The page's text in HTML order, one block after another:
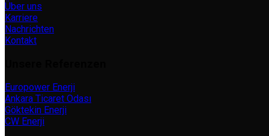
Über uns
Karriere
Nachrichten
Kontakt
Europower Enerji
Ankara Ticaret Odası
Göktekin Enerji
CW Enerji